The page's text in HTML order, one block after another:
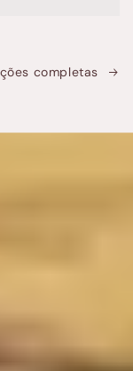
completas